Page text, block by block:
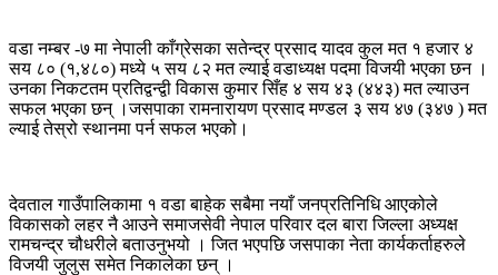
वडा नम्बर -७ मा नेपाली काँग्रेसका सतेन्द्र प्रसाद यादव कुल मत १ हजार ४
सय ८० (१,४८०) मध्ये ५ सय ८२ मत ल्याई वडाध्यक्ष पदमा विजयी भएका छन ।
उनका निकटतम प्रतिद्वन्द्वी विकास कुमार सिँह ४ सय ४३ (४४३) मत ल्याउन
सफल भएका छन् ।जसपाका रामनारायण प्रसाद मण्डल ३ सय ४७ (३४७ ) मत
ल्याई तेस्रो स्थानमा पर्न सफल भएको।
देवताल गाउँपालिकामा १ वडा बाहेक सबैमा नयाँ जनप्रतिनिधि आएकोले
विकासको लहर नै आउने समाजसेवी नेपाल परिवार दल बारा जिल्ला अध्यक्ष
रामचन्द्र चौधरीले बताउनुभयो । जित भएपछि जसपाका नेता कार्यकर्ताहरुले
विजयी जुलुस समेत निकालेका छन् ।